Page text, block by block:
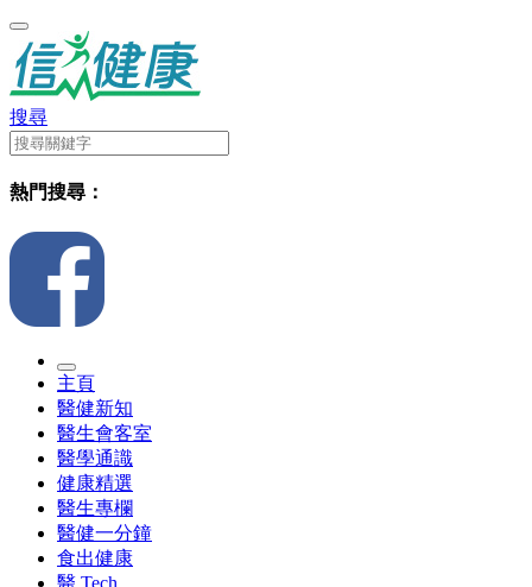
搜尋
熱門搜尋：
主頁
醫健新知
醫生會客室
醫學通識
健康精選
醫生專欄
醫健一分鐘
食出健康
醫 Tech